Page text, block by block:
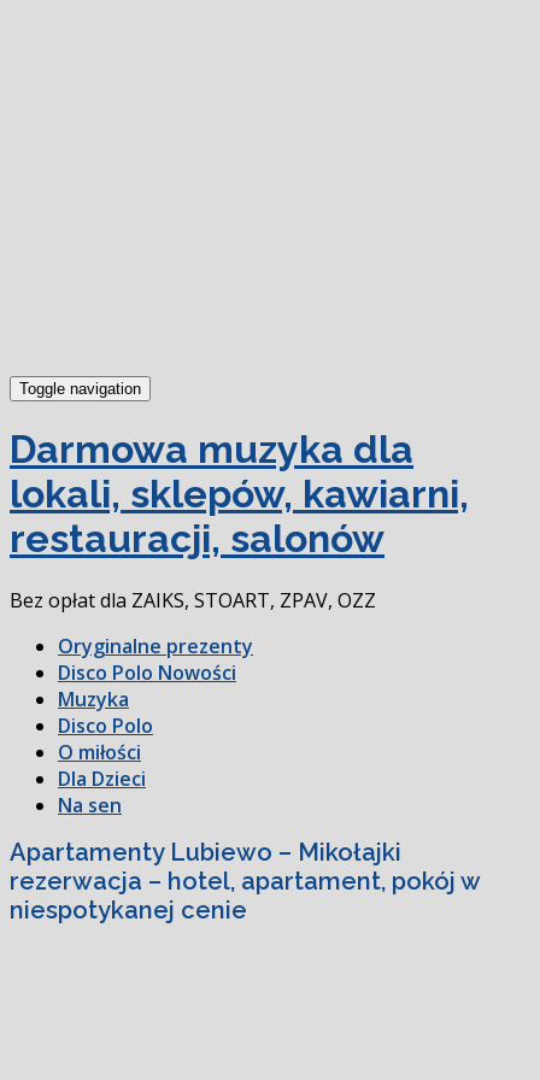
Toggle navigation
Darmowa muzyka dla
lokali, sklepów, kawiarni,
restauracji, salonów
Bez opłat dla ZAIKS, STOART, ZPAV, OZZ
Oryginalne prezenty
Disco Polo Nowości
Muzyka
Disco Polo
O miłości
Dla Dzieci
Na sen
Apartamenty Lubiewo – Mikołajki
rezerwacja – hotel, apartament, pokój w
niespotykanej cenie